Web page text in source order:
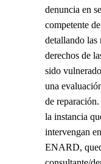
denuncia en
competente
detallando las
derechos de
sido
una
de
la instancia
intervengan
ENARD,